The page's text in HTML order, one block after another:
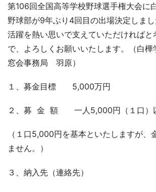
第106回全国高等学校野球選手権大会に
野球部が9年ぶり4回目の出場決定しま
活躍を熱い思いで支えていただければ
で、よろしくお願いいたします。（白樺
窓会事務局 羽原）
１、募金目標 5,000万円
２、募 金 額 一人5,000円（１口）
（１口5,000円を基本といたしますが、
ません。）
３、納入先（連絡先）